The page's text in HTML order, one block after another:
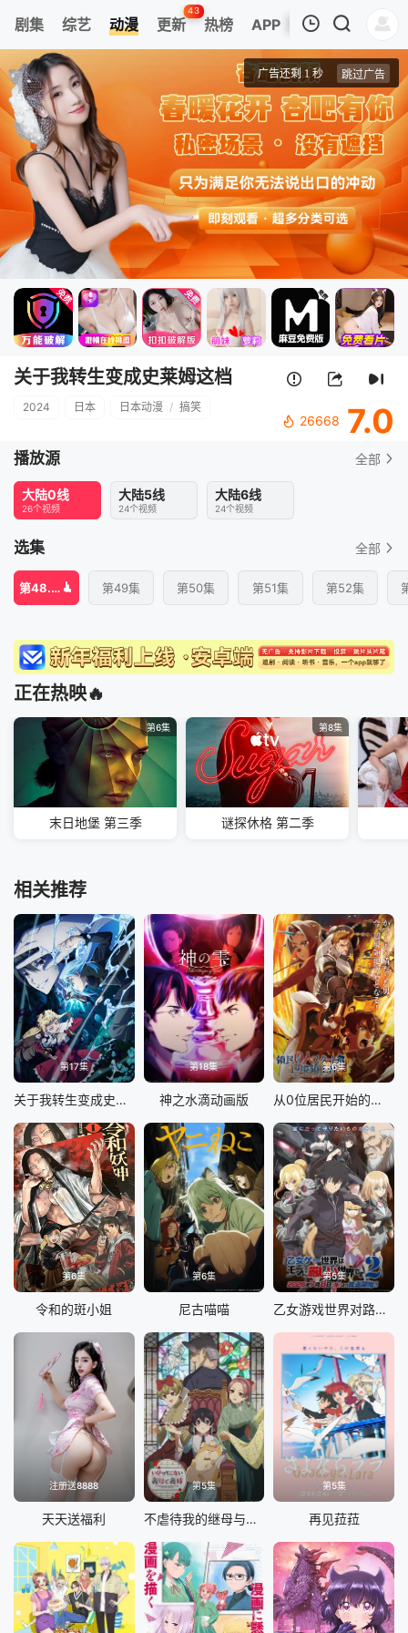
剧集 综艺 动漫 更新
43
热榜 APP
第48.5集
关于我转生变成史莱姆这档事 第三季
清空
关于我转生变成史莱姆这档
2024 日本 日本动漫 / 搞笑
26668 7.0
播放源 全部
大陆0线
26个视频
大陆5线
24个视频
大陆6线
24个视频
选集 全部
第48.5集 第49集 第50集 第51集 第52集
正在热映🔥
第6集
末日地堡 第三季
第8集
谜探休格 第二季
相关推荐
第17集
关于我转生变成史莱姆这档事第四季
第18集
神之水滴动画版
第6集
从0位居民开始的边境领主大人
第6集
令和的斑小姐
第6集
尼古喵喵
第5集
乙女游戏世界对路人角色很不友好 第二季
注册送8888
天天送福利
第5集
不虐待我的继母与继姐
第5集
再见菈菈